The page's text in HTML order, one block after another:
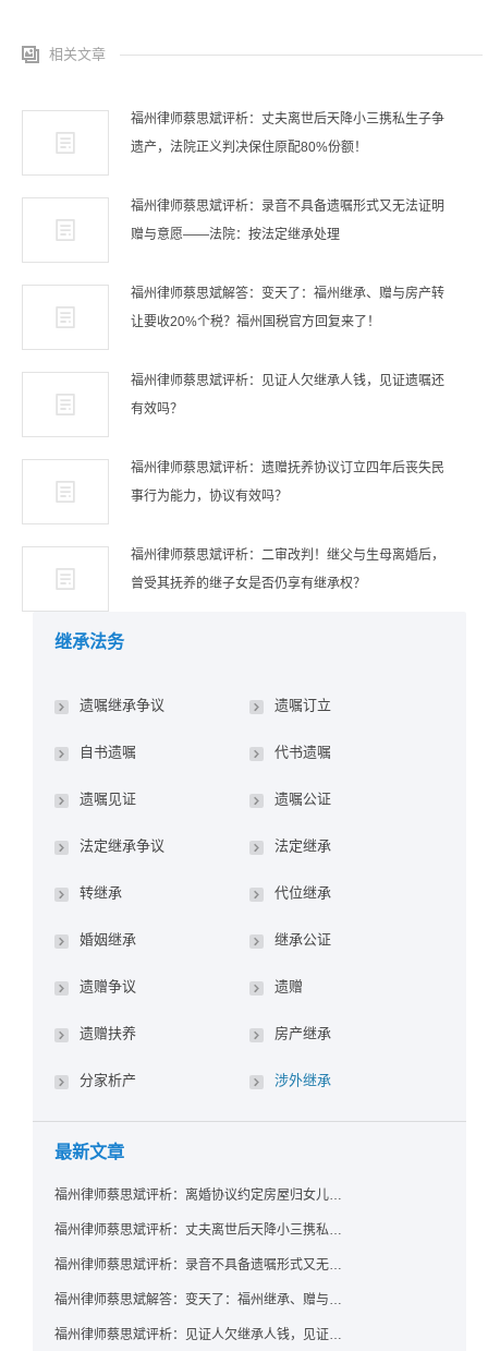
相关文章
福州律师蔡思斌评析：丈夫离世后天降小三携私生子争
遗产，法院正义判决保住原配80%份额！
福州律师蔡思斌评析：录音不具备遗嘱形式又无法证明
赠与意愿——法院：按法定继承处理
福州律师蔡思斌解答：变天了：福州继承、赠与房产转
让要收20%个税？福州国税官方回复来了！
福州律师蔡思斌评析：见证人欠继承人钱，见证遗嘱还
有效吗？
福州律师蔡思斌评析：遗赠抚养协议订立四年后丧失民
事行为能力，协议有效吗？
福州律师蔡思斌评析：二审改判！继父与生母离婚后，
曾受其抚养的继子女是否仍享有继承权？
继承法务
遗嘱继承争议 遗嘱订立
自书遗嘱 代书遗嘱
遗嘱见证 遗嘱公证
法定继承争议 法定继承
转继承 代位继承
婚姻继承 继承公证
遗赠争议 遗赠
遗赠扶养 房产继承
分家析产 涉外继承
最新文章
福州律师蔡思斌评析：离婚协议约定房屋归女儿所有，父亲去世后继母能否拒绝过户？
福州律师蔡思斌评析：丈夫离世后天降小三携私生子争遗产，法院正义判决保住原配80%份额！
福州律师蔡思斌评析：录音不具备遗嘱形式又无法证明赠与意愿——法院：按法定继承处理
福州律师蔡思斌解答：变天了：福州继承、赠与房产转让要收20%个税？福州国税官方回复来了！
福州律师蔡思斌评析：见证人欠继承人钱，见证遗嘱还有效吗？